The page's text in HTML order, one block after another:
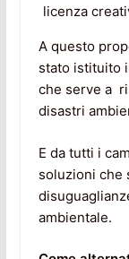
licenza
A questo
stato istituito
che serve a
disastri
E da tutti i
soluzioni che
ambientale.